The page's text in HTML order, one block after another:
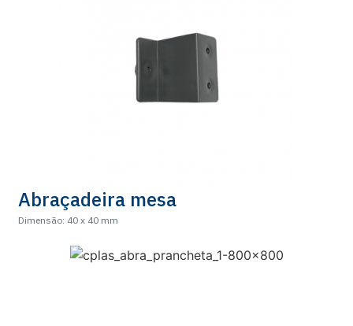
Abraçadeira mesa
Dimensão: 40 x 40 mm